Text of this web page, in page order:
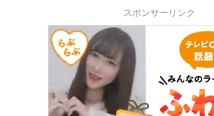
スポンサーリンク